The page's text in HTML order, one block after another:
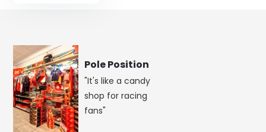
Pole Position
"It's like a candy
shop for racing
fans"